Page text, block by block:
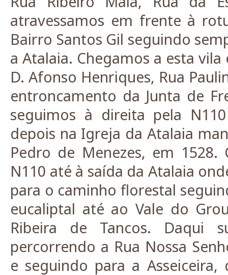
atravessamos em frente à
Bairro Santos Gil seguindo
a Atalaia. Chegamos a esta
D. Afonso Henriques, Rua
entroncamento da Junta de
seguimos à direita pela
depois na Igreja da Atalaia
Pedro de Menezes, em 1528.
N110 até à saída da Atalaia
para o caminho florestal
eucaliptal até ao Vale do
Ribeira de Tancos. Daqui
percorrendo a Rua Nossa
e seguindo para a Asseiceira,